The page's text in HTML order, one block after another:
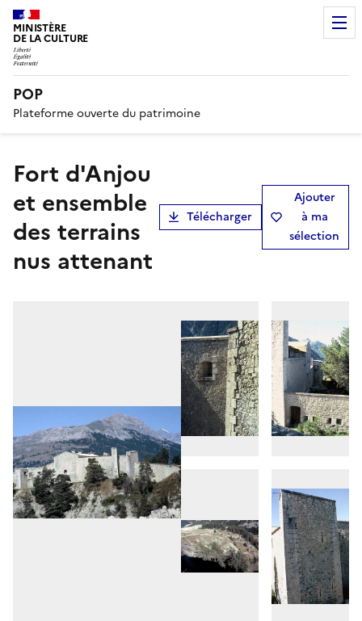
MINISTÈRE
DE LA CULTURE
POP
Plateforme ouverte du patrimoine
Fort d'Anjou
et ensemble
des terrains
nus attenant
Télécharger
Ajouter
à ma
sélection